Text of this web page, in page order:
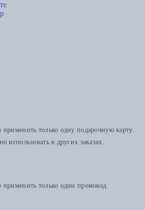
только одну подарочную карту.
использовать в других заказах.
только один промокод